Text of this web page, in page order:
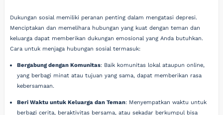
Dukungan sosial memiliki peranan penting dalam mengatasi depresi.
Menciptakan dan memelihara hubungan yang kuat dengan teman dan
keluarga dapat memberikan dukungan emosional yang Anda butuhkan.
Cara untuk menjaga hubungan sosial termasuk:
Bergabung dengan Komunitas: Baik komunitas lokal ataupun online,
yang berbagi minat atau tujuan yang sama, dapat memberikan rasa
kebersamaan.
Beri Waktu untuk Keluarga dan Teman: Menyempatkan waktu untuk
berbagi cerita, beraktivitas bersama, atau sekadar berkumpul bisa